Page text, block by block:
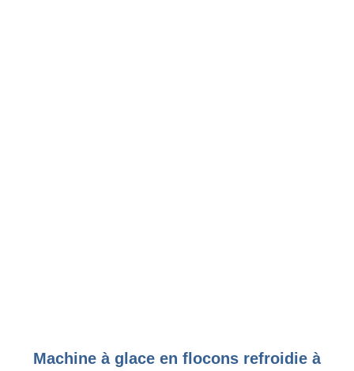
Machine à glace en flocons refroidie à